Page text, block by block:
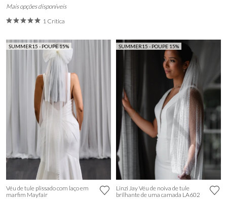
Mais opções disponíveis
1 Crítica
SUMMER15 - POUPE 15%
Véu de tule plissado com laço em
marfim Mayfair
SUMMER15 - POUPE 15%
Linzi Jay Véu de noiva de tule
brilhante de uma camada LA602